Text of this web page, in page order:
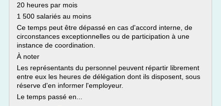
20 heures par mois
1 500 salariés au moins
Ce temps peut être dépassé en cas d'accord interne, de
circonstances exceptionnelles ou de participation à une
instance de coordination.
À noter
Les représentants du personnel peuvent répartir librement
entre eux les heures de délégation dont ils disposent, sous
réserve d'en informer l'employeur.
Le temps passé en...